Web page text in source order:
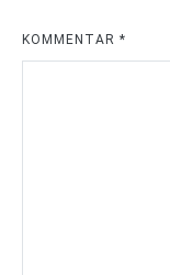
KOMMENTAR *